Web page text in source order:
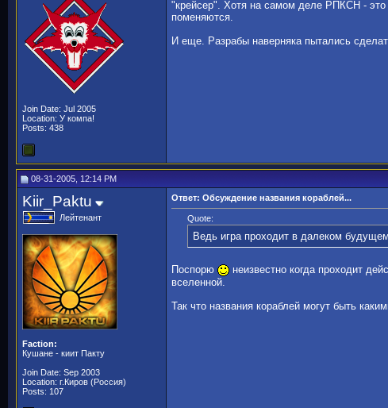
Join Date: Jul 2005
Location: У компа!
Posts: 438
"крейсер". Хотя на самом деле РПКСН -
поменяются.
И еще. Разрабы наверняка пытались
08-31-2005, 12:14 PM
Kiir_Paktu
Лейтенант
Faction:
Кушане - киит Пакту
Join Date: Sep 2003
Location: г.Киров (Россия)
Posts: 107
Ответ: Обсуждение названия кораблей...
Quote:
Ведь игра проходит в далеком
Поспорю
неизвестно когда проходит
вселенной.
Так что названия кораблей могут быть